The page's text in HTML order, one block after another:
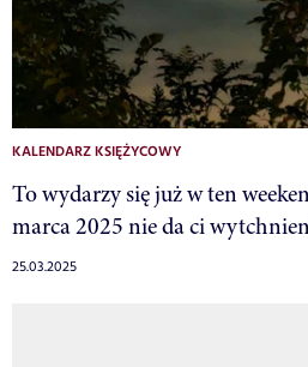
KALENDARZ KSIĘŻYCOWY
To wydarzy się już w ten
marca 2025 nie da ci
25.03.2025